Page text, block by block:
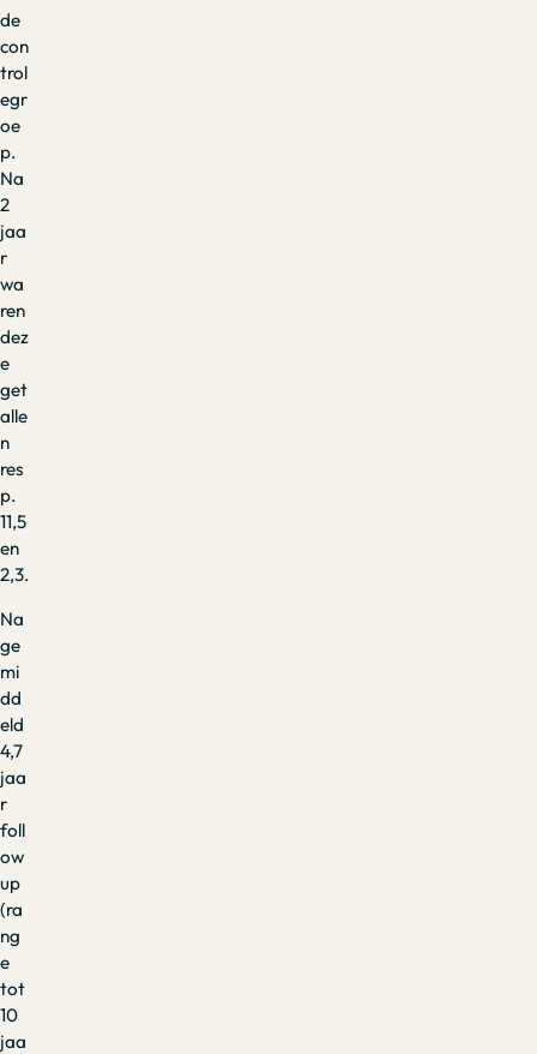
de
con
trol
egr
oe
p.
Na
2
jaa
r
wa
ren
dez
e
get
alle
n
res
p.
11,5
en
2,3.
Na
ge
mi
dd
eld
4,7
jaa
r
foll
ow
up
(ra
ng
e
tot
10
jaa